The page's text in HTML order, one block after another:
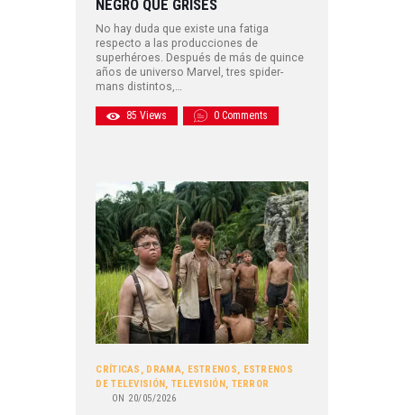
NEGRO QUE GRISES
No hay duda que existe una fatiga
respecto a las producciones de
superhéroes. Después de más de quince
años de universo Marvel, tres spider-
mans distintos,…
85 Views 0 Comments
CRÍTICAS , DRAMA, ESTRENOS, ESTRENOS
DE TELEVISIÓN, TELEVISIÓN, TERROR
ON 20/05/2026